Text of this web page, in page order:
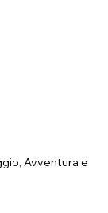
Avventura e